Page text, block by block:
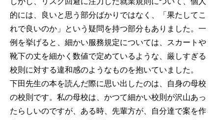
的には、良いと思う部分ばかりではなく、「果たしてこ
れで良いのか」という疑問を持つ部分もありました。一
例を挙げると、細かい服務規定については、スカートや
靴下の丈を細かく数値で定めているような、厳しすぎる
校則に対する違和感のようなものを抱いていました。
下田先生の本を読んだ際に思い出したのは、自身の母校
の校則です。私の母校は、かつて細かい校則が沢山あっ
たらしいのですが、ある時、先輩方が、自分達で案を作